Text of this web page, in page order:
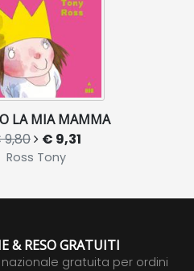
LA MIA MAMMA
€ 9,31
Ross Tony
& RESO GRATUITI
gratuita per ordini